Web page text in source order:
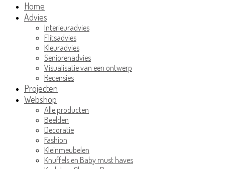
Home
Advies
Interieuradvies
Flitsadvies
Kleuradvies
Seniorenadvies
Visualisatie van een ontwerp
Recensies
Projecten
Webshop
Alle producten
Beelden
Decoratie
Fashion
Kleinmeubelen
Knuffels en Baby must haves